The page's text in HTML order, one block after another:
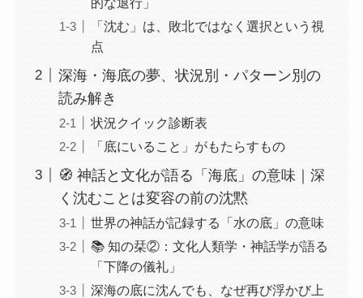
「沈む」は、敗北ではなく選択という視
点
深海・海底の夢、状況別・パターン別の
読み解き
状況クイック診断表
「底にいること」がもたらすもの
🧭 神話と文化が語る「海底」の意味｜深
く沈むことは変容の前の沈黙
世界の神話が記録する「水の底」の意味
📚 知の栞②：文化人類学・神話学が語る
「下降の儀礼」
深海の底に沈んでも、なぜ再び浮かび上